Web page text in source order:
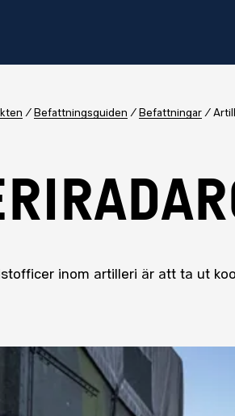
Befattningsguiden Befattningar
inom artilleri är att ta ut